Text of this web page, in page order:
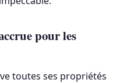
pour les
toutes ses propriétés